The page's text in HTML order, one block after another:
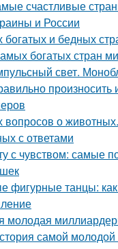
счастливые
и России
богатых и бедных
богатых стран
свет.
вопросов о
с ответами
с чувством: самые
фигурные танцы:
молодая
самой